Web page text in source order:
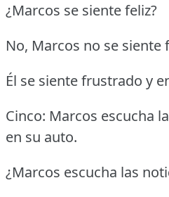
¿Marcos se siente feliz?
No, Marcos no se siente
Él se siente frustrado y
Cinco: Marcos escucha
en su auto.
¿Marcos escucha las